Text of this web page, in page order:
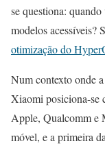
se questiona:
modelos acessíveis?
otimização do
Num contexto onde
Xiaomi posiciona-se
Apple, Qualcomm e
móvel, e a primeira